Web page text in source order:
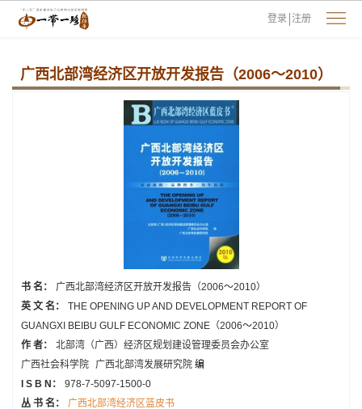
登录 注册
广西北部湾经济区开放开发报告（2006～2010）
书 名：
广西北部湾经济区开放开发报告（2006～2010）
英 文 名：
THE OPENING UP AND DEVELOPMENT REPORT OF
GUANGXI BEIBU GULF ECONOMIC ZONE（2006～2010）
作 者：
北部湾（广西）经济区规划建设管理委员会办公室
广西社会科学院 广西北部湾发展研究院 编
I S B N：
978-7-5097-1500-0
丛 书 名：
广西北部湾经济区蓝皮书